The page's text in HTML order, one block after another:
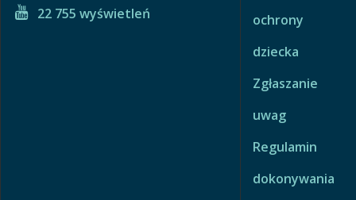
22 755 wyświetleń
ochrony
dziecka
Zgłaszanie
uwag
Regulamin
dokonywania